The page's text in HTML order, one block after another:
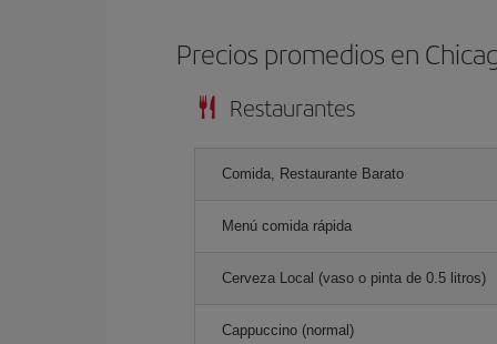
Precios promedios en
Restaurantes
Comida, Restaurante Barato
Menú comida rápida
Cerveza Local (vaso o pinta de 0.5 litros)
Cappuccino (normal)